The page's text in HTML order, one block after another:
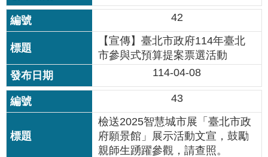
研
習
進
修
教
師
諮
商
導
支
42
【宣傳】臺北市政府114年臺北
市參與式預算提案票選活動
114-04-08
43
檢送2025智慧城市展「臺北市政
府願景館」展示活動文宣，鼓勵
親師生踴躍參觀，請查照。